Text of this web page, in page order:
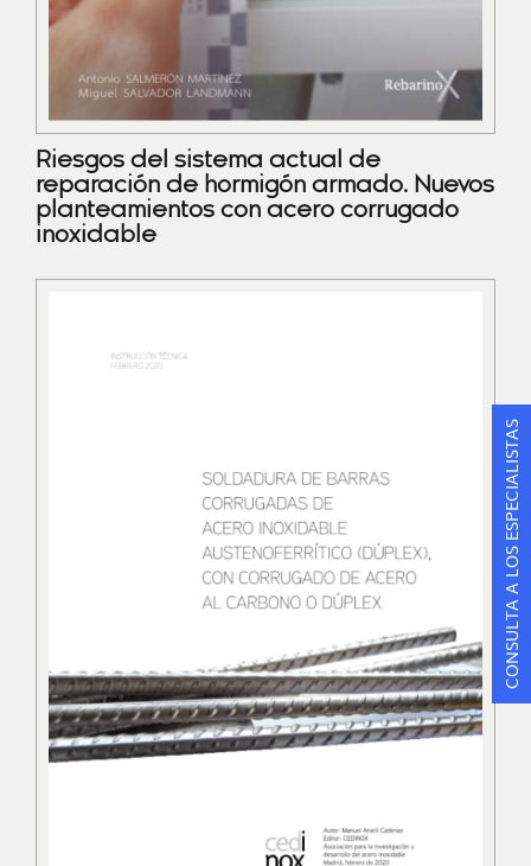
Riesgos del sistema actual de
reparación de hormigón armado. Nuevos
planteamientos con acero corrugado
inoxidable
CONSULTA A LOS ESPECIALISTAS